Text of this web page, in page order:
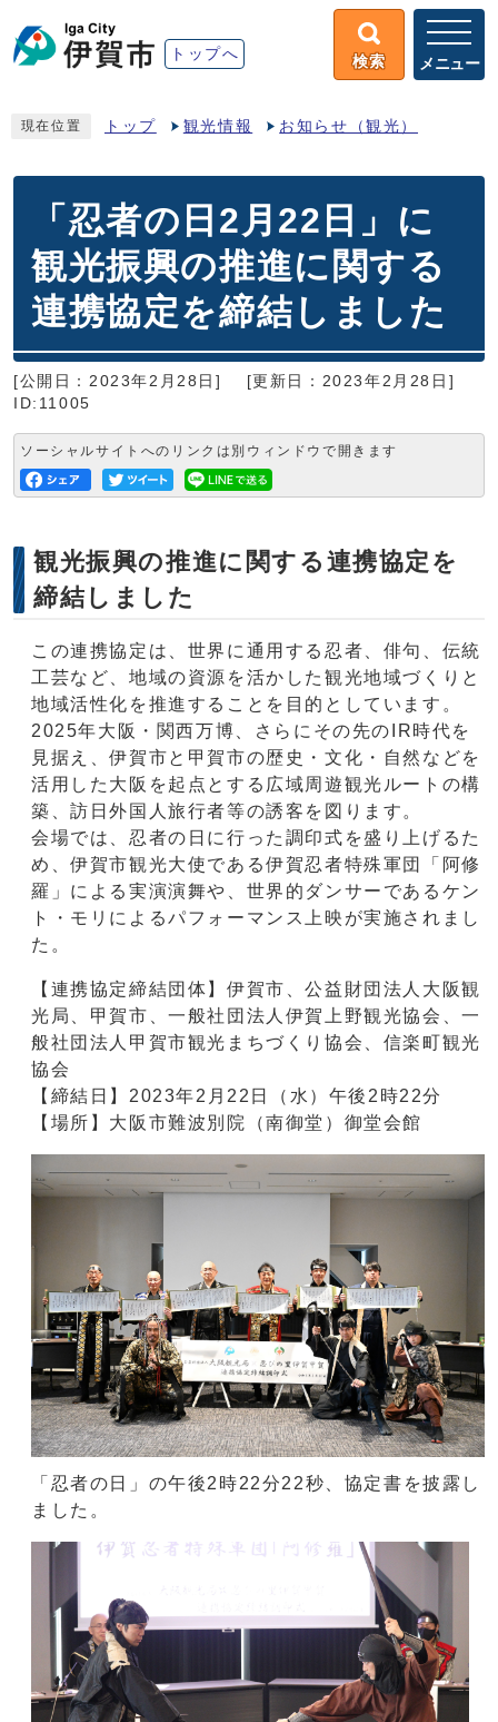
トップへ 検索 メニュー
現在位置 トップ 観光情報 お知らせ（観光）
「忍者の日2月22日」に
観光振興の推進に関する
連携協定を締結しました
[公開日：2023年2月28日]
[更新日：2023年2月28日]
ID:11005
ソーシャルサイトへのリンクは別ウィンドウで開きます
観光振興の推進に関する連携協定を
締結しました
この連携協定は、世界に通用する忍者、俳句、伝統
工芸など、地域の資源を活かした観光地域づくりと
地域活性化を推進することを目的としています。
2025年大阪・関西万博、さらにその先のIR時代を
見据え、伊賀市と甲賀市の歴史・文化・自然などを
活用した大阪を起点とする広域周遊観光ルートの構
築、訪日外国人旅行者等の誘客を図ります。
会場では、忍者の日に行った調印式を盛り上げるた
め、伊賀市観光大使である伊賀忍者特殊軍団「阿修
羅」による実演演舞や、世界的ダンサーであるケン
ト・モリによるパフォーマンス上映が実施されまし
た。
【連携協定締結団体】伊賀市、公益財団法人大阪観
光局、甲賀市、一般社団法人伊賀上野観光協会、一
般社団法人甲賀市観光まちづくり協会、信楽町観光
協会
【締結日】2023年2月22日（水）午後2時22分
【場所】大阪市難波別院（南御堂）御堂会館
「忍者の日」の午後2時22分22秒、協定書を披露し
ました。